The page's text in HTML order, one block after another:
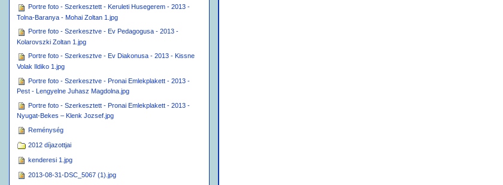
Portre foto - Szerkesztett - Keruleti Husegerem - 2013 -
Tolna-Baranya - Mohai Zoltan 1.jpg
Portre foto - Szerkesztve - Ev Pedagogusa - 2013 -
Kolarovszki Zoltan 1.jpg
Portre foto - Szerkesztve - Ev Diakonusa - 2013 - Kissne
Volak Ildiko 1.jpg
Portre foto - Szerkesztve - Pronai Emlekplakett - 2013 -
Pest - Lengyelne Juhasz Magdolna.jpg
Portre foto - Szerkesztett - Pronai Emlekplakett - 2013 -
Nyugat-Bekes – Klenk Jozsef.jpg
Reménység
2012 díjazottjai
kenderesi 1.jpg
2013-08-31-DSC_5067 (1).jpg